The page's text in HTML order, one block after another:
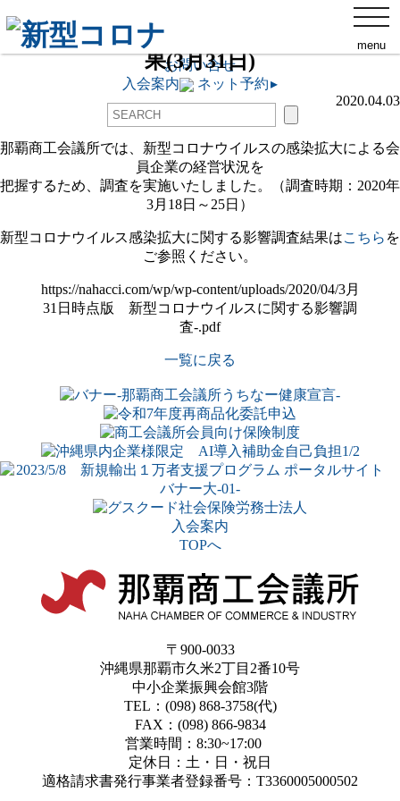
menu
ネット予約▸
那覇商工会議所について
お問い合せ
ネット予約▸
入会案内
新型コロナウイルスに関する影響調査結
果(3月31日)
2020.04.03
那覇商工会議所では、新型コロナウイルスの感染拡大による会
員企業の経営状況を
把握するため、調査を実施いたしました。（調査時期：2020年
3月18日～25日）
新型コロナウイルス感染拡大に関する影響調査結果はこちら を
ご参照ください。
https://nahacci.com/wp/wp-content/uploads/2020/04/3月
31日時点版 新型コロナウイルスに関する影響調
査-.pdf
一覧に戻る
入会案内
TOPへ
〒900-0033
沖縄県那覇市久米2丁目2番10号
中小企業振興会館3階
TEL：(098) 868-3758(代)
FAX：(098) 866-9834
営業時間：8:30~17:00
定休日：土・日・祝日
適格請求書発行事業者登録番号：T3360005000502